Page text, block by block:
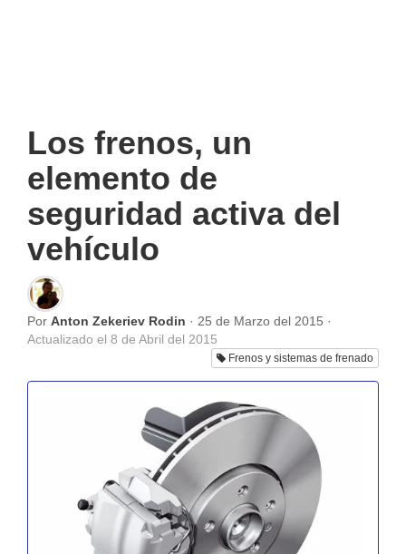
Los frenos, un
elemento de
seguridad activa del
vehículo
Por Anton Zekeriev Rodin · 25 de Marzo del 2015 ·
Actualizado el 8 de Abril del 2015
Frenos y sistemas de frenado